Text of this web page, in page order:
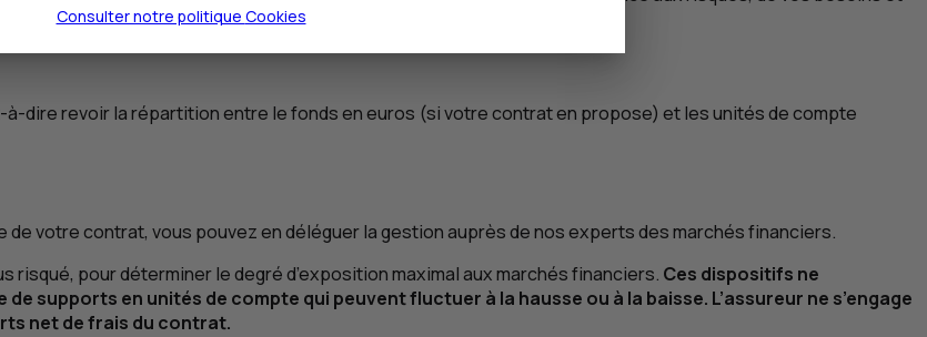
d’investissements sectoriels, géographiques, éthiques...
dire revoir la répartition entre le fonds en euros (si votre contrat en propose) et les unités de compte
votre contrat, vous pouvez en déléguer la gestion auprès de nos experts des marchés financiers.
pour déterminer le degré d’exposition maximal aux marchés financiers. Ces dispositifs ne
supports en unités de compte qui peuvent fluctuer à la hausse ou à la baisse. L’assureur ne s’engage
net de frais du contrat.
Consulter notre politique Cookies